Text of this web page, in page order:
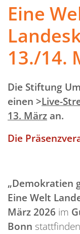
Eine
13./14.
Die Stiftung
einen >Live-
13. März an.
Die
„Demokratien
Eine Welt
März 2026 im
Bonn